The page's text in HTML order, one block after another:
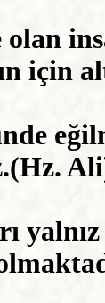
olan
için